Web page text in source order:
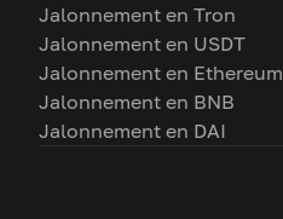
Jalonnement en Tron
Jalonnement en USDT
Jalonnement en Ethereum
Jalonnement en BNB
Jalonnement en DAI